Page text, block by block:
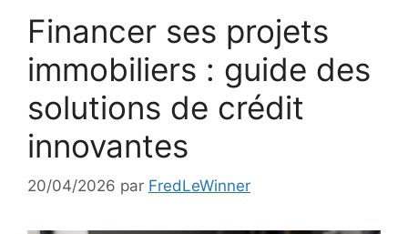
Financer ses projets
immobiliers : guide des
solutions de crédit
innovantes
20/04/2026 par FredLeWinner